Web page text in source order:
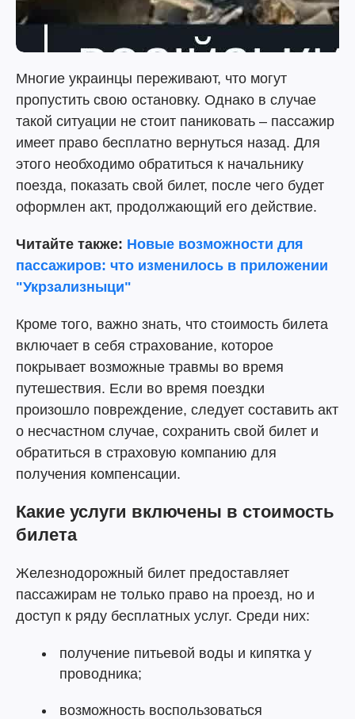
Многие украинцы переживают, что могут
пропустить свою остановку. Однако в случае
такой ситуации не стоит паниковать – пассажир
имеет право бесплатно вернуться назад. Для
этого необходимо обратиться к начальнику
поезда, показать свой билет, после чего будет
оформлен акт, продолжающий его действие.
Читайте также: Новые возможности для
пассажиров: что изменилось в приложении
"Укрзализныци"
Кроме того, важно знать, что стоимость билета
включает в себя страхование, которое
покрывает возможные травмы во время
путешествия. Если во время поездки
произошло повреждение, следует составить акт
о несчастном случае, сохранить свой билет и
обратиться в страховую компанию для
получения компенсации.
Какие услуги включены в стоимость
билета
Железнодорожный билет предоставляет
пассажирам не только право на проезд, но и
доступ к ряду бесплатных услуг. Среди них:
получение питьевой воды и кипятка у
проводника;
возможность воспользоваться